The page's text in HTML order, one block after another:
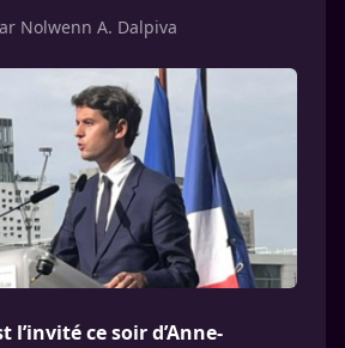
Nolwenn A. Dalpiva
l’invité ce soir d’Anne-